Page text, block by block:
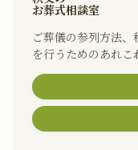
お葬式相談室
ご葬儀の参列方法
を行うためのあれこ